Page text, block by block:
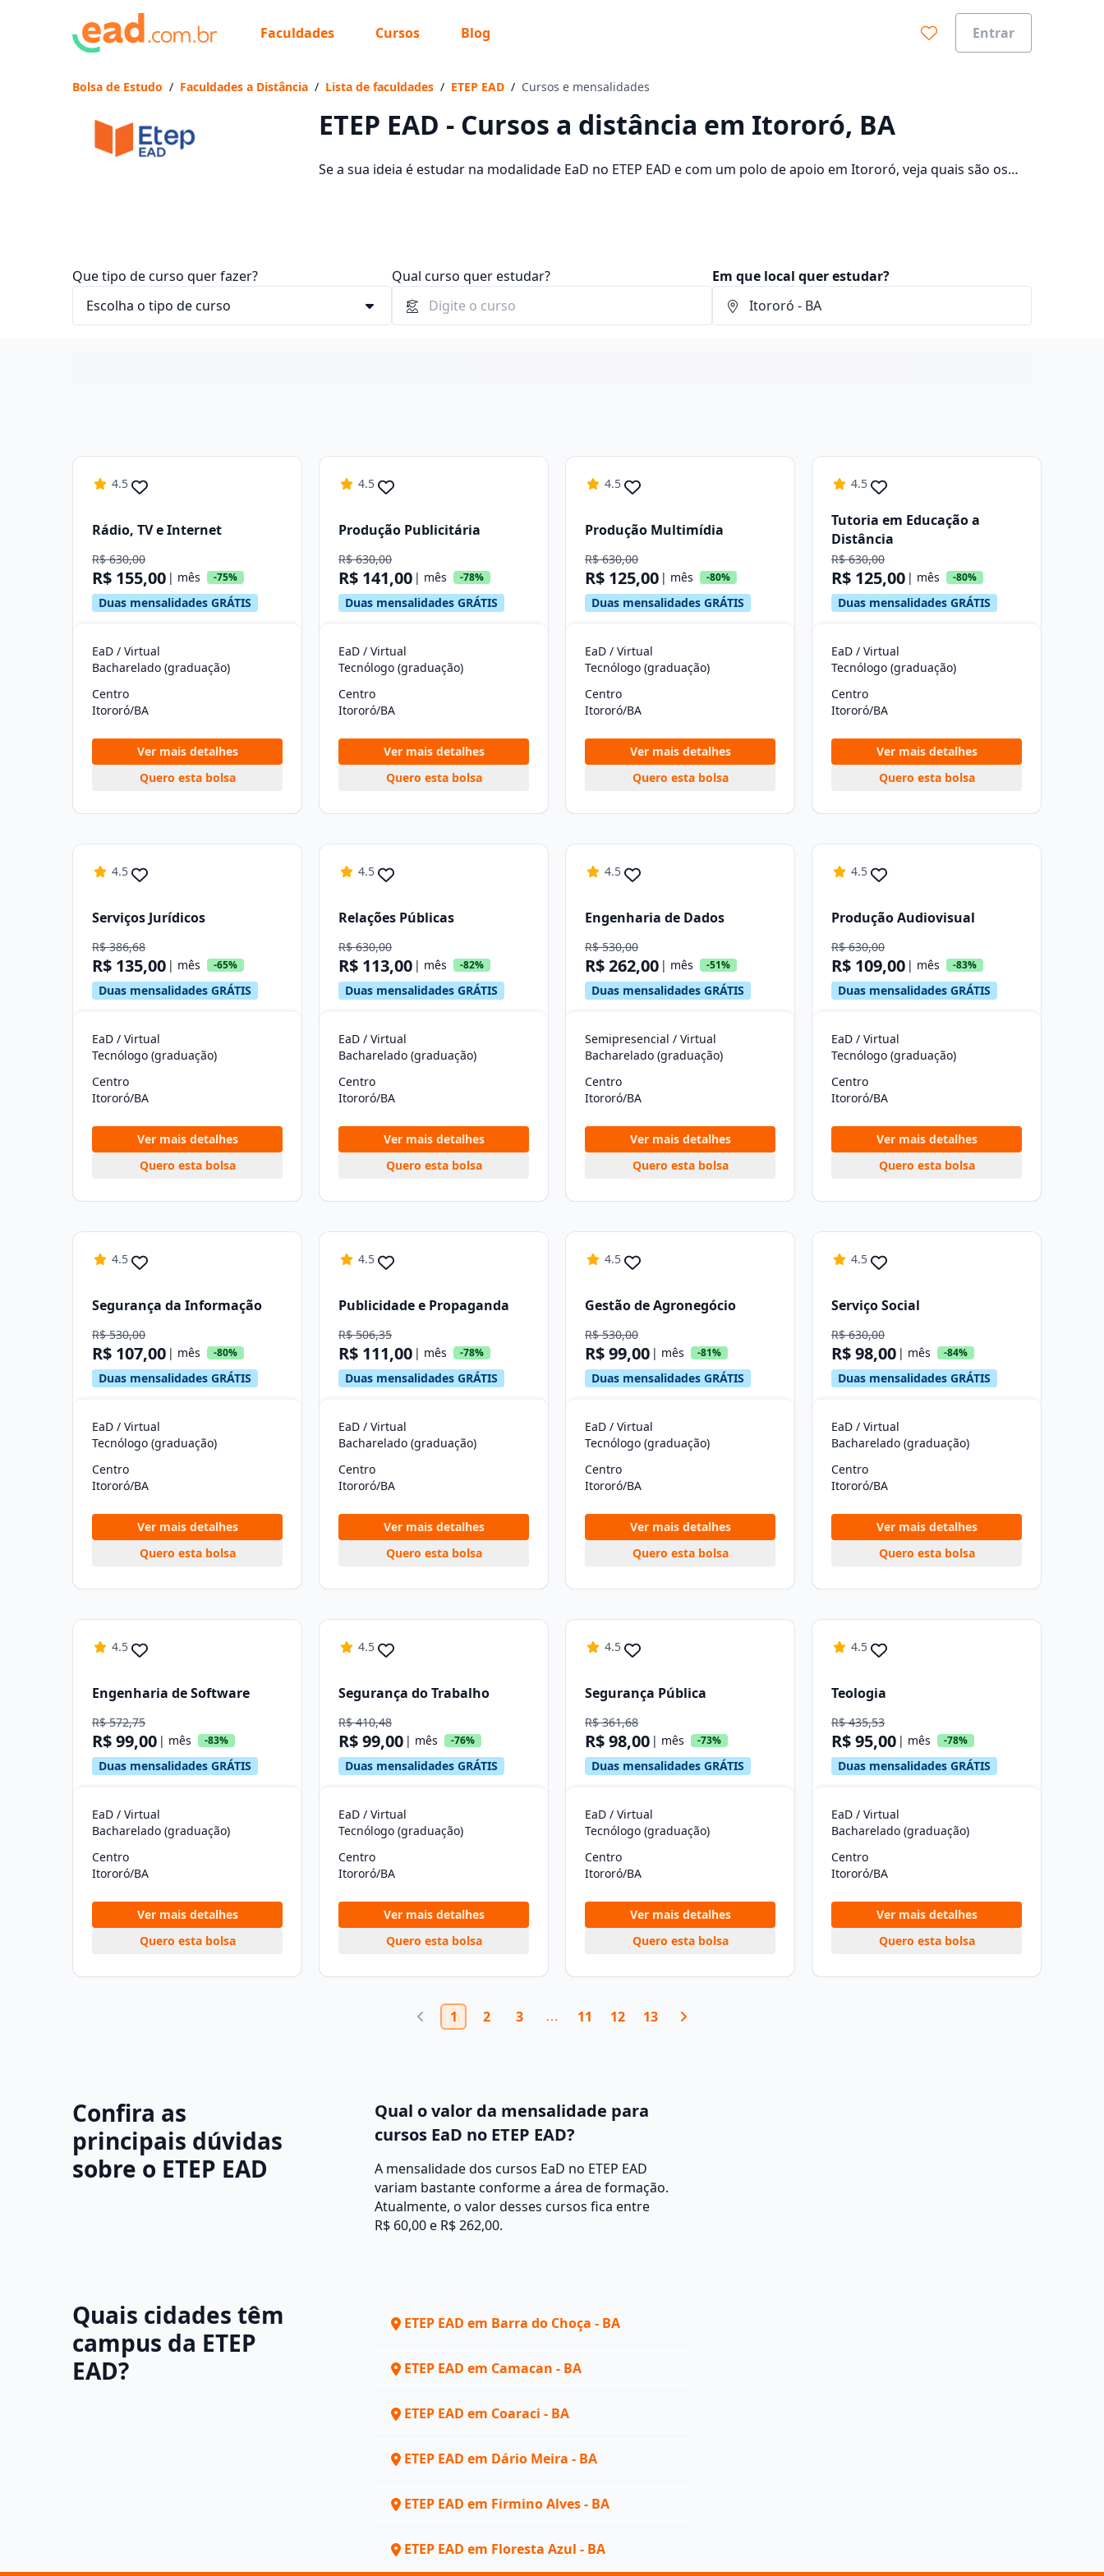
Faculdades Cursos Blog Entrar
Vamos te guiar no caminho ideal para seus estudos
Ainda não sei
Continuar
Bolsa de Estudo / Faculdades a Distância / Lista de faculdades / ETEP EAD / Cursos e mensalidades
ETEP EAD - Cursos a distância em Itororó, BA
Se a sua ideia é estudar na modalidade EaD no ETEP EAD e com um polo de apoio em Itororó, veja quais são os
Que tipo de curso quer fazer? Qual curso quer estudar? Em que local quer estudar?
4.5
Rádio, TV e Internet
R$ 630,00
R$ 155,00 | mês -75%
Duas mensalidades GRÁTIS
EaD / Virtual
Bacharelado (graduação)
Centro
Itororó/BA
Ver mais detalhes
Quero esta bolsa
4.5
Produção Publicitária
R$ 630,00
R$ 141,00 | mês -78%
Duas mensalidades GRÁTIS
EaD / Virtual
Tecnólogo (graduação)
Centro
Itororó/BA
Ver mais detalhes
Quero esta bolsa
4.5
Produção Multimídia
R$ 630,00
R$ 125,00 | mês -80%
Duas mensalidades GRÁTIS
EaD / Virtual
Tecnólogo (graduação)
Centro
Itororó/BA
Ver mais detalhes
Quero esta bolsa
4.5
Tutoria em Educação a
Distância
R$ 630,00
R$ 125,00 | mês -80%
Duas mensalidades GRÁTIS
EaD / Virtual
Tecnólogo (graduação)
Centro
Itororó/BA
Ver mais detalhes
Quero esta bolsa
4.5
Serviços Jurídicos
R$ 386,68
R$ 135,00 | mês -65%
Duas mensalidades GRÁTIS
EaD / Virtual
Tecnólogo (graduação)
Centro
Itororó/BA
Ver mais detalhes
Quero esta bolsa
4.5
Relações Públicas
R$ 630,00
R$ 113,00 | mês -82%
Duas mensalidades GRÁTIS
EaD / Virtual
Bacharelado (graduação)
Centro
Itororó/BA
Ver mais detalhes
Quero esta bolsa
4.5
Engenharia de Dados
R$ 530,00
R$ 262,00 | mês -51%
Duas mensalidades GRÁTIS
Semipresencial / Virtual
Bacharelado (graduação)
Centro
Itororó/BA
Ver mais detalhes
Quero esta bolsa
4.5
Produção Audiovisual
R$ 630,00
R$ 109,00 | mês -83%
Duas mensalidades GRÁTIS
EaD / Virtual
Tecnólogo (graduação)
Centro
Itororó/BA
Ver mais detalhes
Quero esta bolsa
4.5
Segurança da Informação
R$ 530,00
R$ 107,00 | mês -80%
Duas mensalidades GRÁTIS
EaD / Virtual
Tecnólogo (graduação)
Centro
Itororó/BA
Ver mais detalhes
Quero esta bolsa
4.5
Publicidade e Propaganda
R$ 506,35
R$ 111,00 | mês -78%
Duas mensalidades GRÁTIS
EaD / Virtual
Bacharelado (graduação)
Centro
Itororó/BA
Ver mais detalhes
Quero esta bolsa
4.5
Gestão de Agronegócio
R$ 530,00
R$ 99,00 | mês -81%
Duas mensalidades GRÁTIS
EaD / Virtual
Tecnólogo (graduação)
Centro
Itororó/BA
Ver mais detalhes
Quero esta bolsa
4.5
Serviço Social
R$ 630,00
R$ 98,00 | mês -84%
Duas mensalidades GRÁTIS
EaD / Virtual
Bacharelado (graduação)
Centro
Itororó/BA
Ver mais detalhes
Quero esta bolsa
4.5
Engenharia de Software
R$ 572,75
R$ 99,00 | mês -83%
Duas mensalidades GRÁTIS
EaD / Virtual
Bacharelado (graduação)
Centro
Itororó/BA
Ver mais detalhes
Quero esta bolsa
4.5
Segurança do Trabalho
R$ 410,48
R$ 99,00 | mês -76%
Duas mensalidades GRÁTIS
EaD / Virtual
Tecnólogo (graduação)
Centro
Itororó/BA
Ver mais detalhes
Quero esta bolsa
4.5
Segurança Pública
R$ 361,68
R$ 98,00 | mês -73%
Duas mensalidades GRÁTIS
EaD / Virtual
Tecnólogo (graduação)
Centro
Itororó/BA
Ver mais detalhes
Quero esta bolsa
4.5
Teologia
R$ 435,53
R$ 95,00 | mês -78%
Duas mensalidades GRÁTIS
EaD / Virtual
Bacharelado (graduação)
Centro
Itororó/BA
Ver mais detalhes
Quero esta bolsa
1 2 3 11 12 13
Confira as
principais dúvidas
sobre o ETEP EAD
Qual o valor da mensalidade para
cursos EaD no ETEP EAD?
A mensalidade dos cursos EaD no ETEP EAD
variam bastante conforme a área de formação.
Atualmente, o valor desses cursos fica entre
R$ 60,00 e R$ 262,00.
Quais cidades têm
campus da ETEP
EAD?
ETEP EAD em Barra do Choça - BA
ETEP EAD em Camacan - BA
ETEP EAD em Coaraci - BA
ETEP EAD em Dário Meira - BA
ETEP EAD em Firmino Alves - BA
ETEP EAD em Floresta Azul - BA